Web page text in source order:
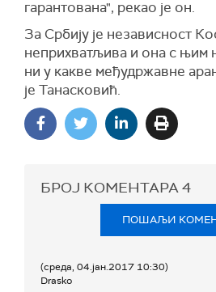
гарантована", рекао је он.
За Србију је независност
неприхватљива и она с њим
ни у какве међудржавне
је Танасковић.
БРОЈ КОМЕНТАРА4
ПОШАЉИ
(среда, 04.јан.2017 10:30)
Drasko